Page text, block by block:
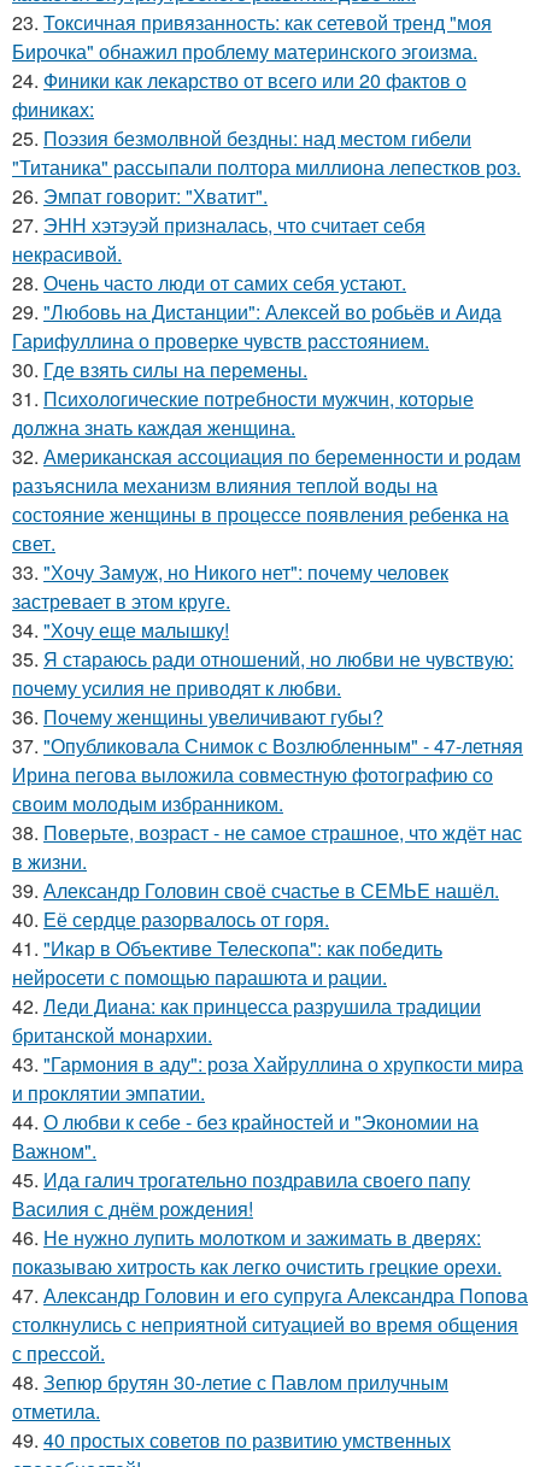
23. Токсичная привязанность: как сетевой тренд "моя
Бирочка" обнажил проблему материнского эгоизма.
24. Финики как лекарство от всего или 20 фактов о
финикaх:
25. Поэзия безмолвной бездны: над местом гибели
"Титаника" рассыпали полтора миллиона лепестков роз.
26. Эмпат говорит: "Хватит".
27. ЭНН хэтэуэй призналась, что считает себя
некрасивой.
28. Очень часто люди от самих себя устают.
29. "Любовь на Дистанции": Алексей во робьёв и Аида
Гарифуллина о проверке чувств расстоянием.
30. Где взять силы на перемены.
31. Психологические потребности мужчин, которые
должна знать каждая женщина.
32. Американская ассоциация по беременности и родам
разъяснила механизм влияния теплой воды на
состояние женщины в процессе появления ребенка на
свет.
33. "Хочу Замуж, но Никого нет": почему человек
застревает в этом круге.
34. "Хочу еще малышку!
35. Я стараюсь ради отношений, но любви не чувствую:
почему усилия не приводят к любви.
36. Почему женщины увеличивают губы?
37. "Опубликовала Снимок с Возлюбленным" - 47-летняя
Ирина пегова выложила совместную фотографию со
своим молодым избранником.
38. Поверьте, возраст - не самое страшное, что ждёт нас
в жизни.
39. Александр Головин своё счастье в СЕМЬЕ нашёл.
40. Её сердце разорвалось от горя.
41. "Икар в Объективе Телескопа": как победить
нейросети с помощью парашюта и рации.
42. Леди Диана: как принцесса разрушила традиции
британской монархии.
43. "Гармония в аду": роза Хайруллина о хрупкости мира
и проклятии эмпатии.
44. О любви к себе - без крайностей и "Экономии на
Важном".
45. Ида галич трогательно поздравила своего папу
Василия с днём рождения!
46. Не нужно лупить молотком и зажимать в дверях:
показываю хитрость как легко очистить грецкие орехи.
47. Александр Головин и его супруга Александра Попова
столкнулись с неприятной ситуацией во время общения
с прессой.
48. Зепюр брутян 30-летие с Павлом прилучным
отметила.
49. 40 простых советов по развитию умственных